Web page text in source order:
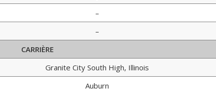
–
–
CARRIÈRE
Granite City South High, Illinois
Auburn